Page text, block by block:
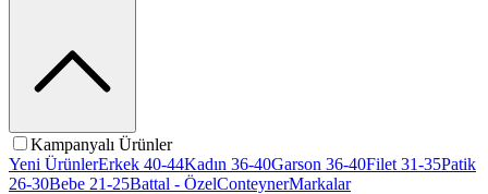
Kampanyalı Ürünler
Yeni ÜrünlerErkek 40-44Kadın 36-40Garson 36-40Filet 31-35Patik
26-30Bebe 21-25Battal - ÖzelConteynerMarkalar